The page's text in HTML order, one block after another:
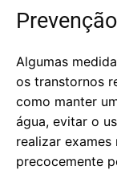
Prevenção
Algumas
os transtornos
como manter
água, evitar o
realizar
precocemente